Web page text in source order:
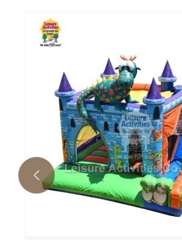
স্ট্যান্ডার্ড ইনফ্ল্যাটেবল মাল্টিপ্লে ফুটবল বাউন্সি দুর্গ
আরো দেখুন >>
